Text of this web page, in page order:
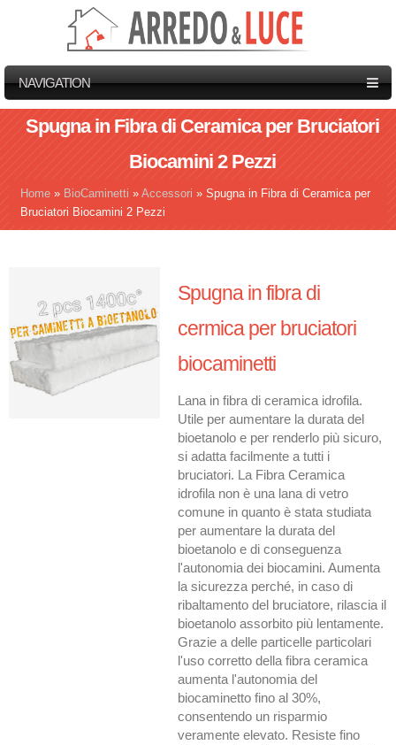
NAVIGATION
Spugna in Fibra di Ceramica per Bruciatori
Biocamini 2 Pezzi
Tu sei qui
Home » BioCaminetti » Accessori » Spugna in Fibra di Ceramica per
Bruciatori Biocamini 2 Pezzi
Spugna in fibra di
cermica per bruciatori
biocaminetti
Lana in fibra di ceramica idrofila.
Utile per aumentare la durata del
bioetanolo e per renderlo più sicuro,
si adatta facilmente a tutti i
bruciatori. La Fibra Ceramica
idrofila non è una lana di vetro
comune in quanto è stata studiata
per aumentare la durata del
bioetanolo e di conseguenza
l'autonomia dei biocamini. Aumenta
la sicurezza perché, in caso di
ribaltamento del bruciatore, rilascia il
bioetanolo assorbito più lentamente.
Grazie a delle particelle particolari
l'uso corretto della fibra ceramica
aumenta l'autonomia del
biocaminetto fino al 30%,
consentendo un risparmio
veramente elevato. Resiste fino